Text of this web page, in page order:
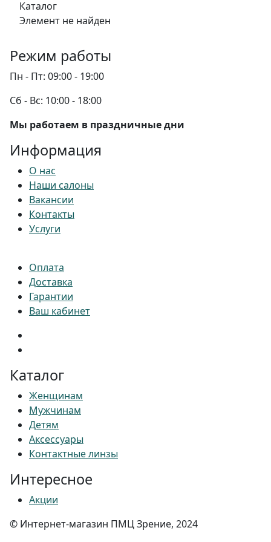
Каталог
Элемент не найден
Режим работы
Пн - Пт: 09:00 - 19:00
Сб - Вс: 10:00 - 18:00
Мы работаем в праздничные дни
Информация
О нас
Наши салоны
Вакансии
Контакты
Услуги
Оплата
Доставка
Гарантии
Ваш кабинет
Каталог
Женщинам
Мужчинам
Детям
Аксессуары
Контактные линзы
Интересное
Акции
© Интернет-магазин ПМЦ Зрение, 2024